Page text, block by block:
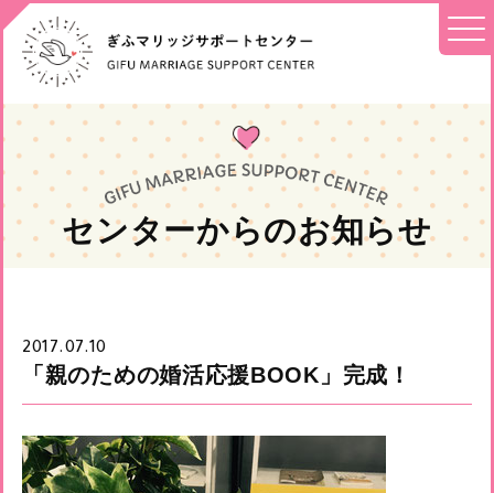
センターからのお知らせ
2017.07.10
「親のための婚活応援BOOK」完成！